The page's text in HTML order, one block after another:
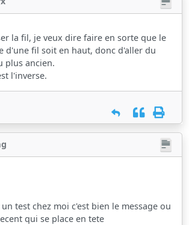
la fil, je veux dire faire en sorte que le
d'une fil soit en haut, donc d'aller du
plus ancien.
l'inverse.
test chez moi c'est bien le message ou
qui se place en tete